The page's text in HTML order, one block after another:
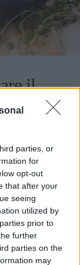
parties, or
for
opt-out
that after your
seeing
utilized by
prior to
further
parties on the
may
con la carta
le erbe
in grani.
3 del
in una
l'olio
il
sono semplici